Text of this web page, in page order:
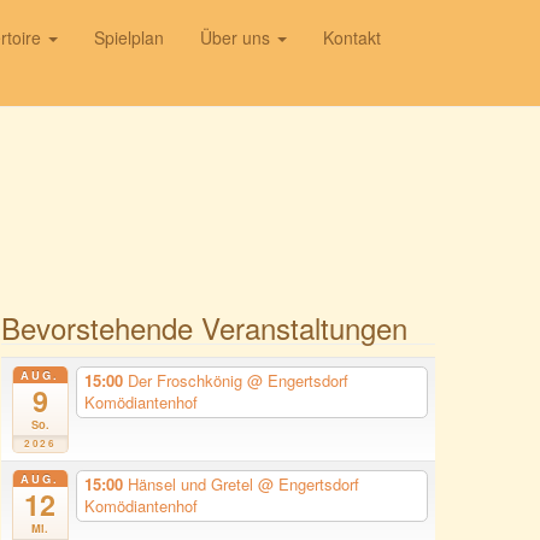
Spielplan Über uns Kontakt
Bevorstehende Veranstaltungen
AUG.
9
So.
2026
15:00 Der Froschkönig @ Engertsdorf
Komödiantenhof
AUG.
12
Mi.
15:00 Hänsel und Gretel @ Engertsdorf
Komödiantenhof